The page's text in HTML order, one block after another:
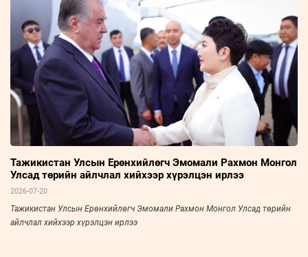
Тажикистан Улсын Ерөнхийлөгч Эмомали Рахмон Монгол
Улсад төрийн айлчлал хийхээр хүрэлцэн ирлээ
2026-07-20
Тажикистан Улсын Ерөнхийлөгч Эмомали Рахмон Монгол Улсад төрийн
айлчлал хийхээр хүрэлцэн ирлээ